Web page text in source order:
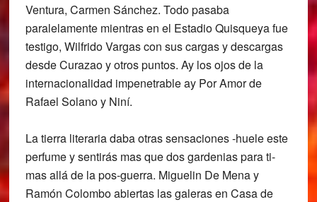
Ventura, Carmen Sánchez. Todo pasaba
paralelamente mientras en el Estadio Quisqueya fue
testigo, Wilfrido Vargas con sus cargas y descargas
desde Curazao y otros puntos. Ay los ojos de la
internacionalidad impenetrable ay Por Amor de
Rafael Solano y Niní.
La tierra literaria daba otras sensaciones -huele este
perfume y sentirás mas que dos gardenias para ti-
mas allá de la pos-guerra. Miguelin De Mena y
Ramón Colombo abiertas las galeras en Casa de